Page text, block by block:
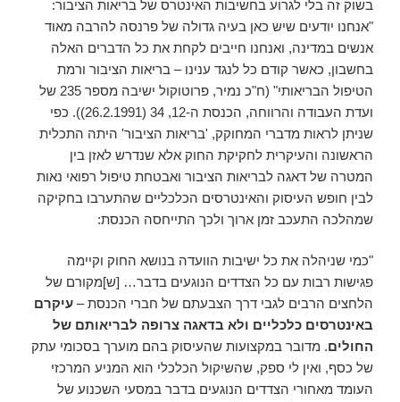
בשוק זה בלי לגרוע בחשיבות האינטרס של בריאות הציבור:
"אנחנו יודעים שיש כאן בעיה גדולה של פרנסה להרבה מאוד
אנשים במדינה, ואנחנו חייבים לקחת את כל הדברים האלה
בחשבון, כאשר קודם כל לנגד ענינו – בריאות הציבור ורמת
הטיפול הבריאותי" (ח"כ נמיר, פרוטוקול ישיבה מספר 235 של
ועדת העבודה והרווחה, הכנסת ה-12, 34 (26.2.1991)). כפי
שניתן לראות מדברי המחוקק, 'בריאות הציבור' היתה התכלית
הראשונה והעיקרית לחקיקת החוק אלא שנדרש לאזן בין
המטרה של דאגה לבריאות הציבור ואבטחת טיפול רפואי נאות
לבין חופש העיסוק והאינטרסים הכלכליים שהתערבו בחקיקה
שמהלכה התעכב זמן ארוך ולכך התייחסה הכנסת:
"כמי שניהלה את כל ישיבות הוועדה בנושא החוק וקיימה
פגישות רבות עם כל הצדדים הנוגעים בדבר… [ש]מקורם של
הלחצים הרבים לגבי דרך הצבעתם של חברי הכנסת – עיקרם
באינטרסים כלכליים ולא בדאגה צרופה לבריאותם של
החולים. מדובר במקצועות שהעיסוק בהם מוערך בסכומי עתק
של כסף, ואין לי ספק, שהשיקול הכלכלי הוא המניע המרכזי
העומד מאחורי הצדדים הנוגעים בדבר במסעי השכנוע של